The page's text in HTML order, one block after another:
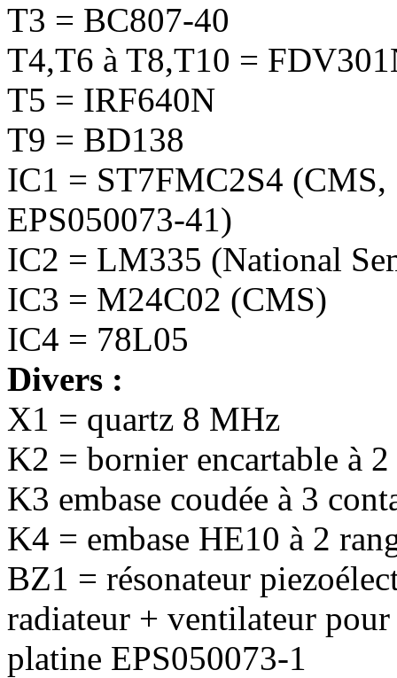
T3 = BC807-40
T4,T6 à T8,T10 =
T5 = IRF640N
T9 = BD138
IC1 = ST7FMC2S4
EPS050073-41)
IC2 = LM335 (National
IC3 = M24C02 (CMS)
IC4 = 78L05
Divers :
X1 = quartz 8 MHz
K2 = bornier encartable à
K3 embase coudée à 3
K4 = embase HE10 à 2
BZ1 = résonateur
radiateur + ventilateur
platine EPS050073-1